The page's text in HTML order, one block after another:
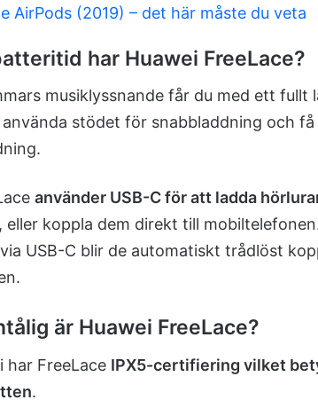
AirPods (2019) – det här måste du veta
har Huawei FreeLace?
musiklyssnande får du med ett
stödet för snabbladdning och
använder USB-C för att ladda
eller koppla dem direkt till
USB-C blir de automatiskt trådlöst
är Huawei FreeLace?
har FreeLace IPX5-certifiering vilket
.